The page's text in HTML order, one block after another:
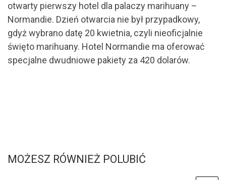
otwarty pierwszy hotel dla palaczy marihuany –
Normandie. Dzień otwarcia nie był przypadkowy,
gdyż wybrano datę 20 kwietnia, czyli nieoficjalnie
święto marihuany. Hotel Normandie ma oferować
specjalne dwudniowe pakiety za 420 dolarów.
MOŻESZ RÓWNIEŻ POLUBIĆ